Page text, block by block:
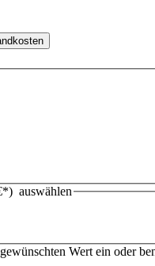
€*) auswählen
Wert ein oder